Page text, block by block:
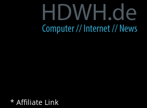
* Affiliate Link